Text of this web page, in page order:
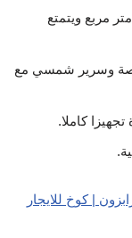
الكوخ يتسع لأربعة أشخاص وهو بمساحة 40 متر مربع ويتمتع
وسرير شمسي مع
كاملا.
| كوخ للايجار